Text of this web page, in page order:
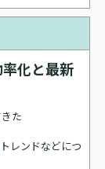
化と最新
た
レンドなどにつ